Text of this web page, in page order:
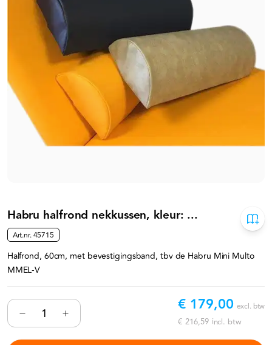
Habru halfrond nekkussen, kleur: ...
Art.nr.45715
Halfrond, 60cm, met bevestigingsband, tbv de Habru Mini Multo
MMEL-V
€ 179,00 excl. btw
€ 216,59 incl. btw